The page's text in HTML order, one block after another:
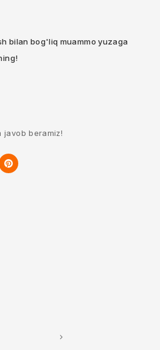
bilan bog'liq muammo yuzaga
javob beramiz!